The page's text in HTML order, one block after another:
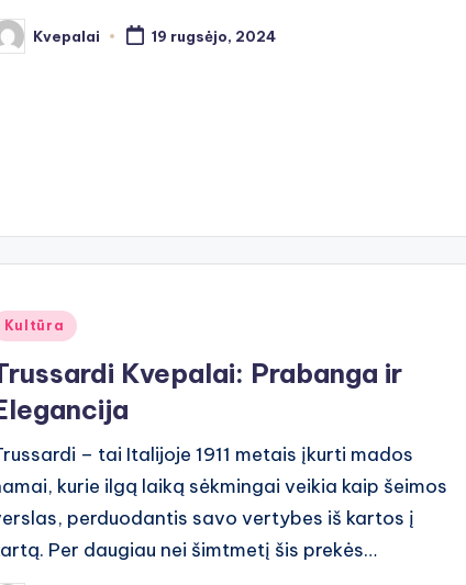
Kvepalai 19 rugsėjo, 2024
Kultūra
Kvepalai: Prabanga ir
– tai Italijoje 1911 metais įkurti mados
kurie ilgą laiką sėkmingai veikia kaip šeimos
perduodantis savo vertybes iš kartos į
Per daugiau nei šimtmetį šis prekės…